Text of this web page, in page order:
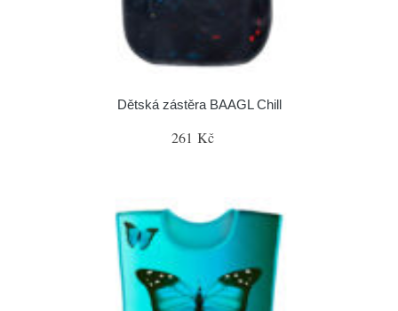
Dětská zástěra BAAGL Chill
261 Kč